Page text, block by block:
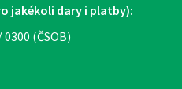
jakékoli dary i platby):
0300 (ČSOB)